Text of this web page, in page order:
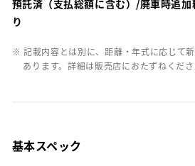
預託済（支払総額に含む）/廃車時追
り
※ 記載内容とは別に、距離・年式に応じて
あります。詳細は販売店におたずねくださ
基本スペック